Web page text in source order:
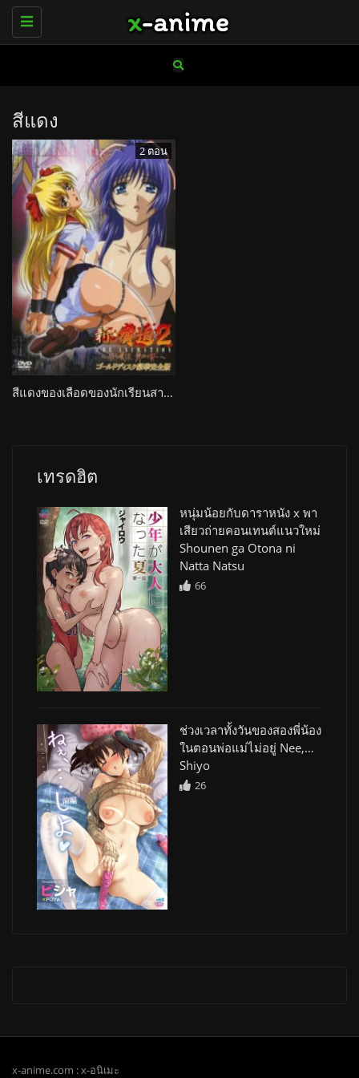
Toggle
navigation
สีแดง
2 ตอน
สีแดงของเลือดของนักเรียนสาวบริสุทธิ์ Shin Kyouhaku 2 The Animation: Kizu ni Saku Hana Senketsu no Kurenai
เทรดฮิต
หนุ่มน้อยกับดาราหนัง x พา
เสียวถ่ายคอนเทนต์แนวใหม่
Shounen ga Otona ni
Natta Natsu
66
ช่วงเวลาทั้งวันของสองพี่น้อง
ในตอนพ่อแม่ไม่อยู่ Nee,…
Shiyo
26
x-anime.com : x-อนิเมะ